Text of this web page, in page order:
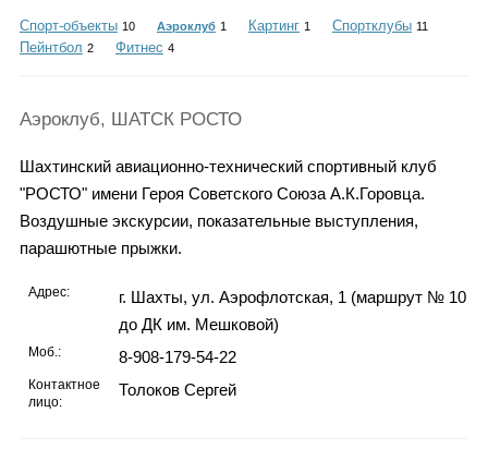
Гороскоп
Фотогалерея
Спорт-объекты 10 Аэроклуб 1 Картинг 1 Спортклубы 11
Пейнтбол 2 Фитнес 4
Аэроклуб, ШАТСК РОСТО
Шахтинский авиационно-технический спортивный клуб
"РОСТО" имени Героя Советского Союза А.К.Горовца.
Воздушные экскурсии, показательные выступления,
парашютные прыжки.
Адрес:
г. Шахты, ул. Аэрофлотская, 1 (маршрут № 10
до ДК им. Мешковой)
Моб.: 8-908-179-54-22
Контактное
лицо:
Толоков Сергей